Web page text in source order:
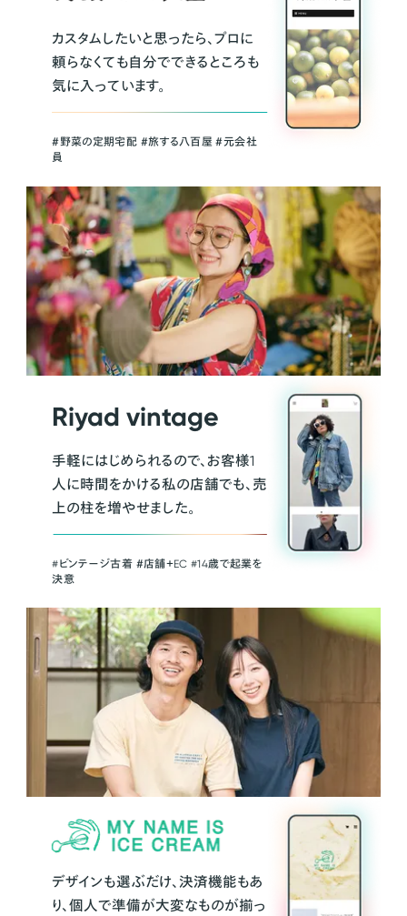
カスタムしたいと思ったら、プロに
頼らなくても自分でできるところも
気に入っています。
＃野菜の定期宅配 ＃旅する八百屋 ＃元会社
員
Riyad vintage
手軽にはじめられるので、お客様1
人に時間をかける私の店舗でも、売
上の柱を増やせました。
#ビンテージ古着 ＃店舗＋EC #14歳で起業を
決意
デザインも選ぶだけ、決済機能もあ
り、個人で準備が大変なものが揃っ